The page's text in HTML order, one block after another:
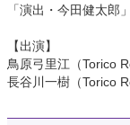
「演出・今田健太郎」
【出演】
鳥原弓里江（Torico
長谷川一樹（Torico